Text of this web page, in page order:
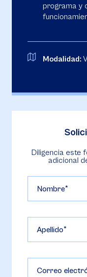
programa y
Modalidad:
Diligencia este
adicional
Nombre
Apellido
Correo